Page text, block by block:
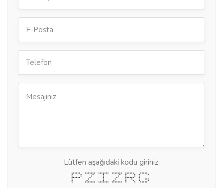
Lütfen aşağıdaki kodu giriniz:
****** ******* ******* ******* ****** *****
* * * * * * * * *
* * * * * * * *
****** * * * ****** *
* * * * * * * ***
* * * * * * * *
* ******* ******* ******* * * *****